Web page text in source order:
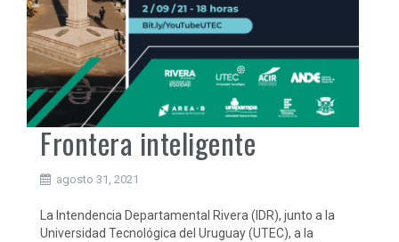
Frontera inteligente
agosto 31, 2021
La Intendencia Departamental Rivera (IDR), junto a la
Universidad Tecnológica del Uruguay (UTEC), a la